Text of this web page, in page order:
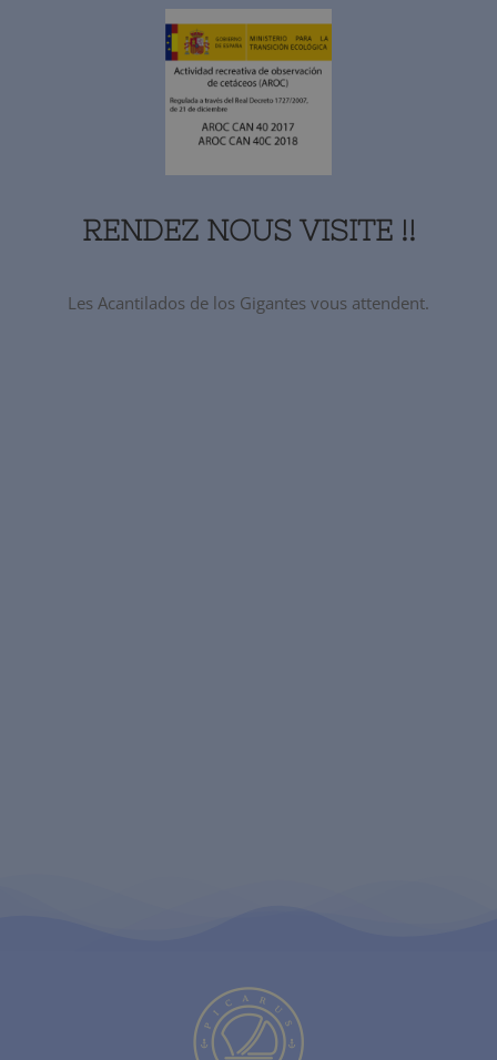
RENDEZ NOUS VISITE !!
Les Acantilados de los Gigantes vous attendent.